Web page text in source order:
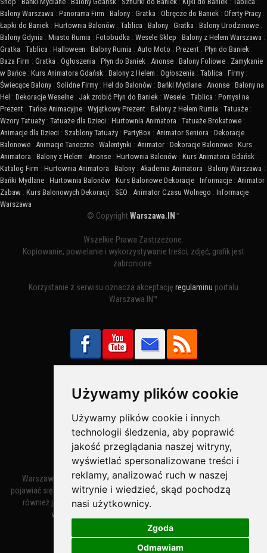
Używamy plików cookie
Używamy plików cookie i innych
technologii śledzenia, aby poprawić
jakość przeglądania naszej witryny,
wyświetlać spersonalizowane treści i
reklamy, analizować ruch w naszej
witrynie i wiedzieć, skąd pochodzą
nasi użytkownicy.
Zgoda
Odmawiam
Balony Warszawa : Panorama Firm : Balony : Gratka : Obręcze do Baniek : Oferty Pracy :
Łapki do Baniek : Hurtownia Balonów : Tablica : Balony : Gratka : Balony Urodzinowe :
Balony Gdynia : Miasto Rumia : Fotobudka : Wesele Sklep : Balony z Helem Warszawa :
Gratka : Tablica : Halloween : Balony Rumia : Auto Moto : Prezent : Płyn do Baniek :
Baza Firm : Gratka : Ogłoszenia : Płyn do Baniek : Anonse : Balony Foliowe : Zamykanie
w Bańce : Kurs Animatora Gdańsk : Balony z Helem : Ogłoszenia : Tablica : Firmy :
Świecące Balony : Solidne Firmy : Hel do Balonów : Bańki Mydlane : Anonse : Balony na
Hel : Dekoracje Weselne : Jak zrobić Płyn do Baniek : Wesele : Tablica : Pomysł na
Prezent : Tańce Animacyjne : Wyjątkowy Prezent : Balony z Helem Rumia : Tatuaże :
Wzory Tatuaży : Tatuaże dla Dzieci : Hurtownia Animatora : Tatuaże Brokatowe :
Animacje dla Dzieci : Szablony Tatuaży : PartyBox : Animator Seniora : Dekoracje
Balonowe : Animacje Taneczne : Walentynki : Animator : Dekoracje Balonowe : Kurs
Animatora : Balony z Helem : Anonse : Hurtownia Balonów : Kurs Animatora Gdańsk :
Katalog Firm : Hurtownia Animatora : Balony : Akademia Animatora : Balony Warszawa :
Bańki Mydlane : Hurtownia Balonów : Kurs Balonowe Dekoracje : Informacje : Animator
Zabaw : Kurs Balonowych Dekoracji : SEO : Animator Czasu Wolnego : Informacje
Warszawa
© CopyrightWarszawa.IN ™
Wszelkie Prawa Zastrzeżone.
Kopiowanie, powielanie i wykorzystywanie treści, zdjęć, grafik jest
zabronione.
Korzystanie z serwisu oznacza akceptację regulaminu portalu
Warszawa.IN™
Bezpieczne Płatności obsługuje:
Warszawa – miasto stołeczne Warszawa. Nazwa miasta zaczęła
pojawiać się w dokumentach w XIV wieku jako Warszewa, a od XV wieku
również jako Warszowa. Zmiana nazwy na Warszawa w XV wieku
wynikała z mazowieckiej wymowy dialektycznej.